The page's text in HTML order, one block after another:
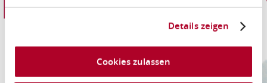
Details zeigen
Cookies zulassen
Informationen
Romantischer Rhein Tourismus GmbH
Bahnhofstraße 28